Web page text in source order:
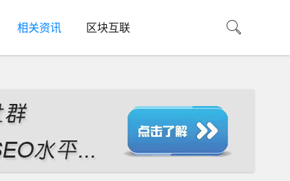
相关资讯 区块互联